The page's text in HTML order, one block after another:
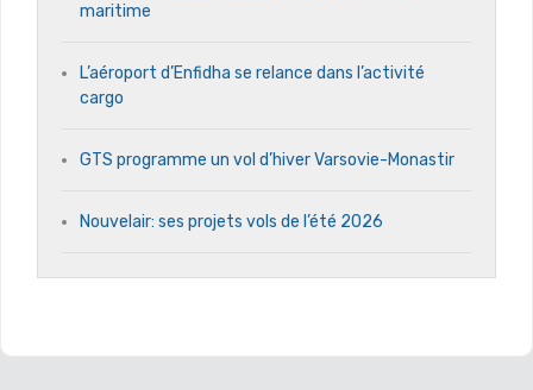
maritime
L’aéroport d’Enfidha se relance dans l’activité
cargo
GTS programme un vol d’hiver Varsovie-Monastir
Nouvelair: ses projets vols de l’été 2026